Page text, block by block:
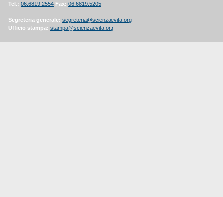
Tel.: 06.6819.2554 Fax: 06.6819.5205
Segreteria generale: segreteria@scienzaevita.org
Ufficio stampa: stampa@scienzaevita.org